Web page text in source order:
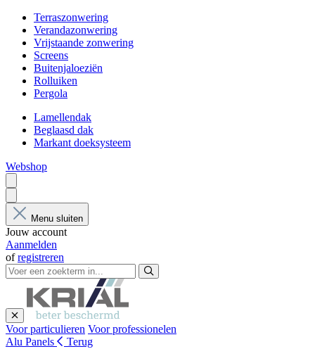
Terraszonwering
Verandazonwering
Vrijstaande zonwering
Screens
Buitenjaloeziën
Rolluiken
Pergola
Lamellendak
Beglaasd dak
Markant doeksysteem
Webshop
Menu sluiten
Jouw account
Aanmelden
ofregistreren
Voor particulieren Voor professionelen
Alu Panels
Terug